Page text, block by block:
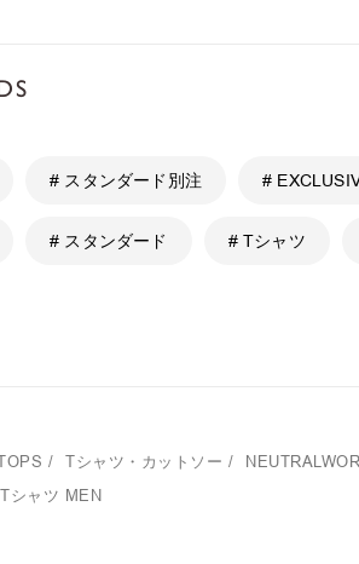
# スタンダード別注 #
# スタンダード # Tシャツ
/ Tシャツ・カットソー /
シャツ MEN